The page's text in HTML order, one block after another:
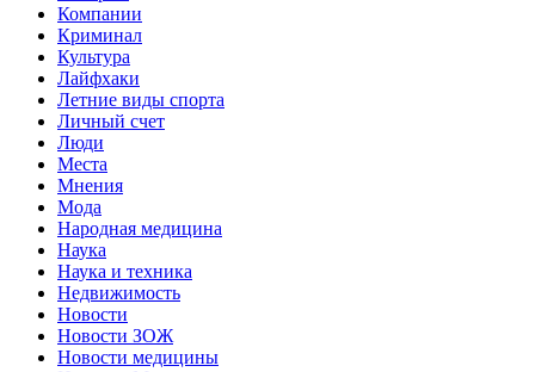
Компании
Криминал
Культура
Лайфхаки
Летние виды спорта
Личный счет
Люди
Места
Мнения
Мода
Народная медицина
Наука
Наука и техника
Недвижимость
Новости
Новости ЗОЖ
Новости медицины